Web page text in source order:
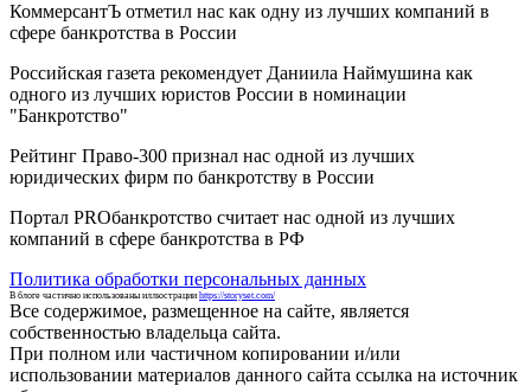
КоммерсантЪ отметил нас как одну из лучших компаний в
сфере банкротства в России
Российская газета рекомендует Даниила Наймушина как
одного из лучших юристов России в номинации
"Банкротство"
Рейтинг Право-300 признал нас одной из лучших
юридических фирм по банкротству в России
Портал PROбанкротство считает нас одной из лучших
компаний в сфере банкротства в РФ
Политика обработки персональных данных
В блоге частично использованы иллюстрации https://storyset.com/
Все содержимое, размещенное на сайте, является
собственностью владельца сайта.
При полном или частичном копировании и/или
использовании материалов данного сайта ссылка на источник